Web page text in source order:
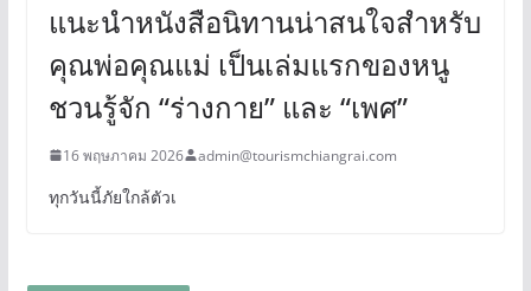
แนะนำหนังสือนิทานน่าสนใจสำหรับ
คุณพ่อคุณแม่ เป็นเล่มแรกของหนู
ชวนรู้จัก “ร่างกาย” และ “เพศ”
16 พฤษภาคม 2026 admin@tourismchiangrai.com
ทุกวันนี้ภัยใกล้ตัวเ